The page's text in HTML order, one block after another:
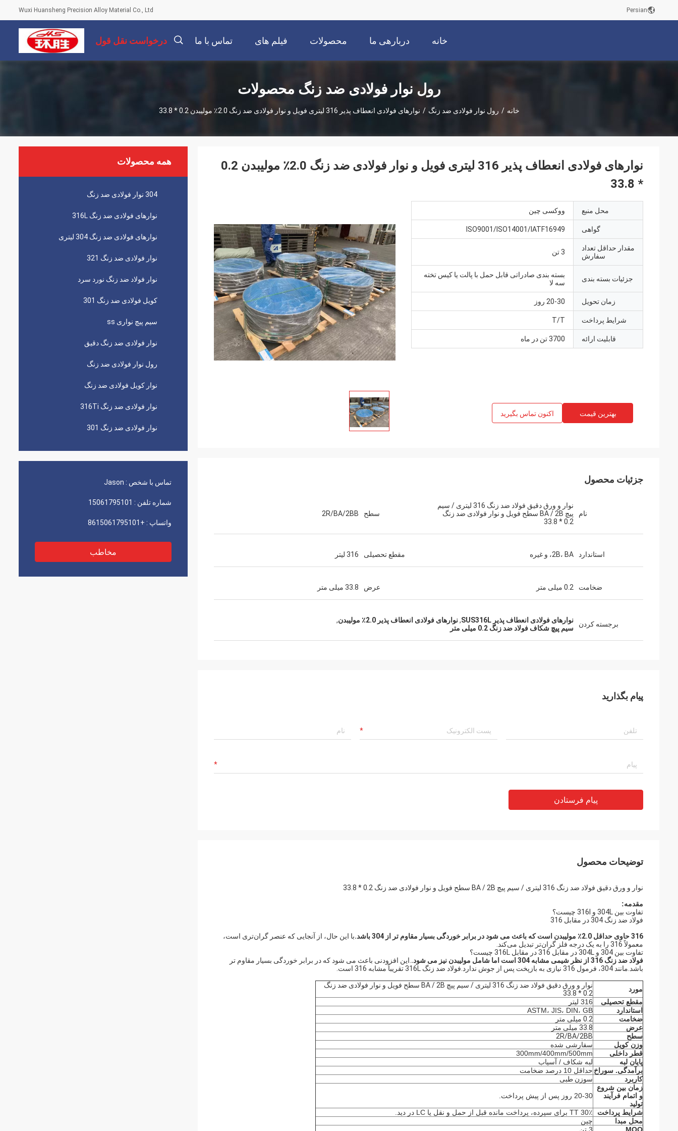
Wuxi Huansheng Precision Alloy Material Co., Ltd Persian
خانه دربارهی ما محصولات فیلم های تماس با ما درخواست نقل قول
رول نوار فولادی ضد زنگ محصولات
خانه / رول نوار فولادی ضد زنگ / نوارهای فولادی انعطاف پذیر 316 لیتری فویل و نوار فولادی ضد زنگ 2.0٪ مولیبدن 0.2 * 33.8
همه محصولات
304 نوار فولادی ضد زنگ
نوارهای فولادی ضد زنگ 316L
نوارهای فولادی ضد زنگ 304 لیتری
نوار فولادی ضد زنگ 321
نوار فولاد ضد زنگ نورد سرد
کویل فولادی ضد زنگ 301
سیم پیچ نواری ss
نوار فولادی ضد زنگ دقیق
رول نوار فولادی ضد زنگ
نوار کویل فولادی ضد زنگ
نوار فولادی ضد زنگ 316Ti
نوار فولادی ضد زنگ 301
تماس با شخص : Jason
شماره تلفن : 15061795101
واتساپ : +8615061795101
مخاطب
نوارهای فولادی انعطاف پذیر 316 لیتری فویل و نوار فولادی ضد زنگ 2.0٪ مولیبدن 0.2
* 33.8
محل منبع ووکسی چین
گواهی ISO9001/ISO14001/IATF16949
مقدار حداقل تعداد
سفارش
3 تن
جزئیات بسته بندی
بسته بندی صادراتی قابل حمل با پالت یا کیس تخته
سه لا
زمان تحویل 20-30 روز
شرایط پرداخت T/T
قابلیت ارائه 3700 تن در ماه
بهترین قیمت اکنون تماس بگیرید
جزئیات محصول
نام
نوار و ورق دقیق فولاد ضد زنگ 316 لیتری / سیم
پیچ BA / 2B سطح فویل و نوار فولادی ضد زنگ
0.2 * 33.8
سطح 2R/BA/2BB
استاندارد 2B، BA، و غیره مقطع تحصیلی 316 لیتر
ضخامت 0.2 میلی متر عرض 33.8 میلی متر
برجسته کردن نوارهای فولادی انعطاف پذیر SUS316L ,نوارهای فولادی انعطاف پذیر 2.0٪ مولیبدن
,
سیم پیچ شکاف فولاد ضد زنگ 0.2 میلی متر
پیام بگذارید
پیام فرستادن
توضیحات محصول
نوار و ورق دقیق فولاد ضد زنگ 316 لیتری / سیم پیچ BA / 2B سطح فویل و نوار فولادی ضد زنگ 0.2 * 33.8
مقدمه:
تفاوت بین 304L و 316l چیست؟
فولاد ضد زنگ 304 در مقابل 316
316 حاوی حداقل 2.0٪ مولیبدن است که باعث می شود در برابر خوردگی بسیار مقاوم تر از 304 باشد.
با این حال، از آنجایی که عنصر گران‌تری است،
معمولاً 316 را به یک درجه فلز گران‌تر تبدیل می‌کند.
تفاوت بین 304 و 304L در مقابل 316 در مقابل 316L چیست؟
فولاد ضد زنگ 316 از نظر شیمی مشابه 304 است اما شامل مولیبدن نیز می شود.
.این افزودنی باعث می شود که در برابر خوردگی بسیار مقاوم تر
باشد.مانند 304، فرمول 316 نیازی به بازپخت پس از جوش ندارد.فولاد ضد زنگ 316L تقریباً مشابه 316 است.
مورد
نوار و ورق دقیق فولاد ضد زنگ 316 لیتری / سیم پیچ BA / 2B سطح فویل و نوار فولادی ضد زنگ
0.2 * 33.8
مقطع تحصیلی
316 لیتر
استاندارد
ASTM، JIS، DIN، GB
ضخامت
0.2 میلی متر
عرض
33.8 میلی متر
سطح
2R/BA/2BB
وزن کویل
سفارشی شده
قطر داخلی
300mm/400mm/500mm
پایان لبه
لبه شکاف / آسیاب
برآمدگی. سوراخ حداقل 10 درصد ضخامت
کاربرد
سوزن طبی
زمان بین شروع
و اتمام فرآیند
تولید
20-30 روز پس از پیش پرداخت.
شرایط پرداخت
30٪ TT برای سپرده، پرداخت مانده قبل از حمل و نقل یا LC در دید.
محل مبدا
چین